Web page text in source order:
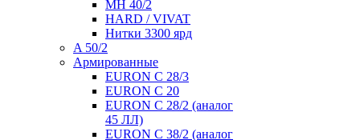
MH 40/2
HARD / VIVAT
Нитки 3300 ярд
A 50/2
Армированные
EURON C 28/3
EURON C 20
EURON C 28/2 (аналог
45 ЛЛ)
EURON C 38/2 (аналог